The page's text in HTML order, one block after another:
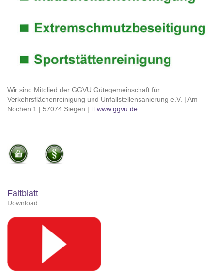
Wir sind Mitglied der GGVU Gütegemeinschaft für
Verkehrsflächenreinigung und Unfallstellensanierung e.V. | Am
Nochen 1 | 57074 Siegen |
www.ggvu.de
Faltblatt
Download